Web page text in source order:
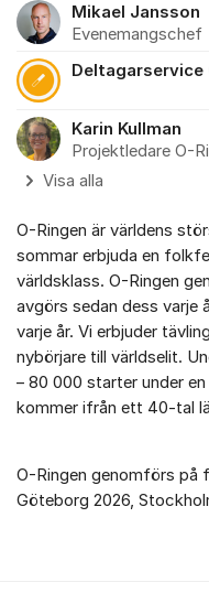
Mikael Jansson
Evenemangschef
Deltagarservice
Karin Kullman
Projektledare O-
Visa alla
O-Ringen är världens
sommar erbjuda en
världsklass. O-Ringen
avgörs sedan dess varje
varje år. Vi erbjuder
nybörjare till världselit.
– 80 000 starter under
kommer ifrån ett 40-tal
O-Ringen genomförs på
Göteborg 2026,